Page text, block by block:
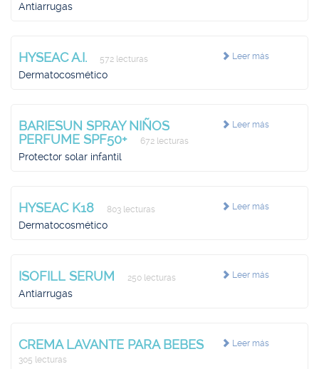
Antiarrugas
Leer más
HYSEAC A.I. 572 lecturas
Dermatocosmético
Leer más
BARIESUN SPRAY NIÑOS
PERFUME SPF50+
672 lecturas
Protector solar infantil
Leer más
HYSEAC K18 803 lecturas
Dermatocosmético
Leer más
ISOFILL SERUM 250 lecturas
Antiarrugas
Leer más
CREMA LAVANTE PARA BEBES
305 lecturas